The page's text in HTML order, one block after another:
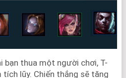
bạn thua một người chơi, T-
lũy. Chiến thắng sẽ tăng